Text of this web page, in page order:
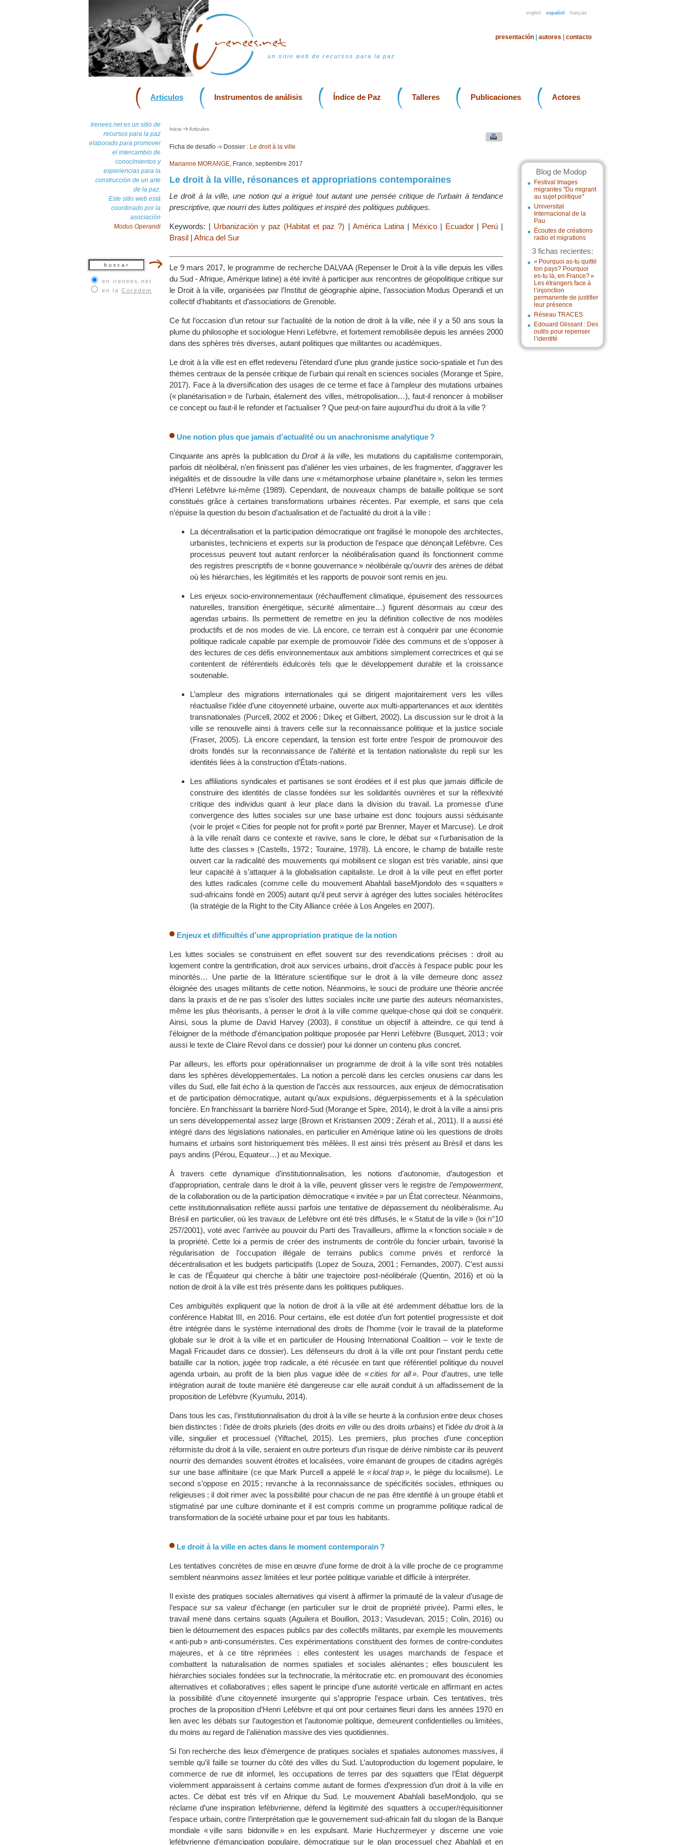
english español français
un sitio web de recursos para la paz
presentación autores contacto
Articulos Instrumentos de análisis Índice de Paz Talleres Publicaciones Actores
Irenees.net es un sitio de
recursos para la paz
elaborado para promover
el intercambio de
conocimientos y
experiencias para la
construcción de un arte
de la paz.
Este sitio web está
coordinado por la
asociación
Modus Operandi
en irenees.net
en la Coredem
Blog de Modop
Festival Images
migrantes "Du migrant
au sujet politique"
Universitat
Internacional de la
Pau
Écoutes de créations
radio et migrations
3 fichas recientes:
« Pourquoi as-tu quitté
ton pays? Pourquoi
es-tu là, en France? »
Les étrangers face à
l’injonction
permanente de justifier
leur présence
Réseau TRACES
Edouard Glissant : Des
outils pour repenser
l’identité
Inicio Articulos
Ficha de desafío Dossier : Le droit à la ville
Marianne MORANGE, France, septiembre 2017
Le droit à la ville, résonances et appropriations contemporaines
Le droit à la ville, une notion qui a irrigué tout autant une pensée critique de l’urbain à tendance
prescriptive, que nourri des luttes politiques et inspiré des politiques publiques.
Keywords: | Urbanización y paz (Habitat et paz ?) | América Latina| México| Ecuador| Perú |
Brasil | Africa del Sur
Le 9 mars 2017, le programme de recherche DALVAA (Repenser le Droit à la ville depuis les villes
du Sud - Afrique, Amérique latine) a été invité à participer aux rencontres de géopolitique critique sur
le Droit à la ville, organisées par l’Institut de géographie alpine, l’association Modus Operandi et un
collectif d’habitants et d’associations de Grenoble.
Ce fut l’occasion d’un retour sur l’actualité de la notion de droit à la ville, née il y a 50 ans sous la
plume du philosophe et sociologue Henri Lefèbvre, et fortement remobilisée depuis les années 2000
dans des sphères très diverses, autant politiques que militantes ou académiques.
Le droit à la ville est en effet redevenu l’étendard d’une plus grande justice socio-spatiale et l’un des
thèmes centraux de la pensée critique de l’urbain qui renaît en sciences sociales (Morange et Spire,
2017). Face à la diversification des usages de ce terme et face à l’ampleur des mutations urbaines
(« planétarisation » de l’urbain, étalement des villes, métropolisation…), faut-il renoncer à mobiliser
ce concept ou faut-il le refonder et l’actualiser ? Que peut-on faire aujourd’hui du droit à la ville ?
Une notion plus que jamais d’actualité ou un anachronisme analytique ?
Cinquante ans après la publication duDroit à la ville, les mutations du capitalisme contemporain,
parfois dit néolibéral, n’en finissent pas d’aliéner les vies urbaines, de les fragmenter, d’aggraver les
inégalités et de dissoudre la ville dans une « métamorphose urbaine planétaire », selon les termes
d’Henri Lefèbvre lui-même (1989). Cependant, de nouveaux champs de bataille politique se sont
constitués grâce à certaines transformations urbaines récentes. Par exemple, et sans que cela
n’épuise la question du besoin d’actualisation et de l’actualité du droit à la ville :
La décentralisation et la participation démocratique ont fragilisé le monopole des architectes,
urbanistes, techniciens et experts sur la production de l’espace que dénonçait Lefèbvre. Ces
processus peuvent tout autant renforcer la néolibéralisation quand ils fonctionnent comme
des registres prescriptifs de « bonne gouvernance » néolibérale qu’ouvrir des arènes de débat
où les hiérarchies, les légitimités et les rapports de pouvoir sont remis en jeu.
Les enjeux socio-environnementaux (réchauffement climatique, épuisement des ressources
naturelles, transition énergétique, sécurité alimentaire…) figurent désormais au cœur des
agendas urbains. Ils permettent de remettre en jeu la définition collective de nos modèles
productifs et de nos modes de vie. Là encore, ce terrain est à conquérir par une économie
politique radicale capable par exemple de promouvoir l’idée des communs et de s’opposer à
des lectures de ces défis environnementaux aux ambitions simplement correctrices et qui se
contentent de référentiels édulcorés tels que le développement durable et la croissance
soutenable.
L’ampleur des migrations internationales qui se dirigent majoritairement vers les villes
réactualise l’idée d’une citoyenneté urbaine, ouverte aux multi-appartenances et aux identités
transnationales (Purcell, 2002 et 2006 ; Dikeç et Gilbert, 2002). La discussion sur le droit à la
ville se renouvelle ainsi à travers celle sur la reconnaissance politique et la justice sociale
(Fraser, 2005). Là encore cependant, la tension est forte entre l’espoir de promouvoir des
droits fondés sur la reconnaissance de l’altérité et la tentation nationaliste du repli sur les
identités liées à la construction d’États-nations.
Les affiliations syndicales et partisanes se sont érodées et il est plus que jamais difficile de
construire des identités de classe fondées sur les solidarités ouvrières et sur la réflexivité
critique des individus quant à leur place dans la division du travail. La promesse d’une
convergence des luttes sociales sur une base urbaine est donc toujours aussi séduisante
(voir le projet « Cities for people not for profit » porté par Brenner, Mayer et Marcuse). Le droit
à la ville renaît dans ce contexte et ravive, sans le clore, le débat sur « l’urbanisation de la
lutte des classes » (Castells, 1972 ; Touraine, 1978). Là encore, le champ de bataille reste
ouvert car la radicalité des mouvements qui mobilisent ce slogan est très variable, ainsi que
leur capacité à s’attaquer à la globalisation capitaliste. Le droit à la ville peut en effet porter
des luttes radicales (comme celle du mouvement Abahlali baseMjondolo des « squatters »
sud-africains fondé en 2005) autant qu’il peut servir à agréger des luttes sociales hétéroclites
(la stratégie de la Right to the City Alliance créée à Los Angeles en 2007).
Enjeux et difficultés d’une appropriation pratique de la notion
Les luttes sociales se construisent en effet souvent sur des revendications précises : droit au
logement contre la gentrification, droit aux services urbains, droit d’accès à l’espace public pour les
minorités… Une partie de la littérature scientifique sur le droit à la ville demeure donc assez
éloignée des usages militants de cette notion. Néanmoins, le souci de produire une théorie ancrée
dans la praxis et de ne pas s’isoler des luttes sociales incite une partie des auteurs néomarxistes,
même les plus théorisants, à penser le droit à la ville comme quelque-chose qui doit se conquérir.
Ainsi, sous la plume de David Harvey (2003), il constitue un objectif à atteindre, ce qui tend à
l’éloigner de la méthode d’émancipation politique proposée par Henri Lefèbvre (Busquet, 2013 ; voir
aussi le texte de Claire Revol dans ce dossier) pour lui donner un contenu plus concret.
Par ailleurs, les efforts pour opérationnaliser un programme de droit à la ville sont très notables
dans les sphères développementales. La notion a percolé dans les cercles onusiens car dans les
villes du Sud, elle fait écho à la question de l’accès aux ressources, aux enjeux de démocratisation
et de participation démocratique, autant qu’aux expulsions, déguerpissements et à la spéculation
foncière. En franchissant la barrière Nord-Sud (Morange et Spire, 2014), le droit à la ville a ainsi pris
un sens développemental assez large (Brown et Kristiansen 2009 ; Zérah et al., 2011). Il a aussi été
intégré dans des législations nationales, en particulier en Amérique latine où les questions de droits
humains et urbains sont historiquement très mêlées. Il est ainsi très présent au Brésil et dans les
pays andins (Pérou, Equateur…) et au Mexique.
À travers cette dynamique d’institutionnalisation, les notions d’autonomie, d’autogestion et
d’appropriation, centrale dans le droit à la ville, peuvent glisser vers le registre de l’empowerment,
de la collaboration ou de la participation démocratique « invitée » par un État correcteur. Néanmoins,
cette institutionnalisation reflète aussi parfois une tentative de dépassement du néolibéralisme. Au
Brésil en particulier, où les travaux de Lefèbvre ont été très diffusés, le « Statut de la ville » (loi n°10
257/2001), voté avec l’arrivée au pouvoir du Parti des Travailleurs, affirme la « fonction sociale » de
la propriété. Cette loi a permis de créer des instruments de contrôle du foncier urbain, favorisé la
régularisation de l’occupation illégale de terrains publics comme privés et renforcé la
décentralisation et les budgets participatifs (Lopez de Souza, 2001 ; Fernandes, 2007). C’est aussi
le cas de l’Équateur qui cherche à bâtir une trajectoire post-néolibérale (Quentin, 2016) et où la
notion de droit à la ville est très présente dans les politiques publiques.
Ces ambiguïtés expliquent que la notion de droit à la ville ait été ardemment débattue lors de la
conférence Habitat III, en 2016. Pour certains, elle est dotée d’un fort potentiel progressiste et doit
être intégrée dans le système international des droits de l’homme (voir le travail de la plateforme
globale sur le droit à la ville et en particulier de Housing International Coalition – voir le texte de
Magali Fricaudet dans ce dossier). Les défenseurs du droit à la ville ont pour l’instant perdu cette
bataille car la notion, jugée trop radicale, a été récusée en tant que référentiel politique du nouvel
agenda urbain, au profit de la bien plus vague idée de« cities for all ». Pour d’autres, une telle
intégration aurait de toute manière été dangereuse car elle aurait conduit à un affadissement de la
proposition de Lefèbvre (Kyumulu, 2014).
Dans tous les cas, l’institutionnalisation du droit à la ville se heurte à la confusion entre deux choses
bien distinctes : l’idée de droits pluriels (des droitsen villeou des droits urbains) et l’idée dudroit àla
ville, singulier et processuel (Yiftachel, 2015). Les premiers, plus proches d’une conception
réformiste du droit à la ville, seraient en outre porteurs d’un risque de dérive nimbiste car ils peuvent
nourrir des demandes souvent étroites et localisées, voire émanant de groupes de citadins agrégés
sur une base affinitaire (ce que Mark Purcell a appelé le « local trap », le piège du localisme). Le
second s’oppose en 2015 ; revanche à la reconnaissance de spécificités sociales, ethniques ou
religieuses ; il doit rimer avec la possibilité pour chacun de ne pas être identifié à un groupe établi et
stigmatisé par une culture dominante et il est compris comme un programme politique radical de
transformation de la société urbaine pour et par tous les habitants.
Le droit à la ville en actes dans le moment contemporain ?
Les tentatives concrètes de mise en œuvre d’une forme de droit à la ville proche de ce programme
semblent néanmoins assez limitées et leur portée politique variable et difficile à interpréter.
Il existe des pratiques sociales alternatives qui visent à affirmer la primauté de la valeur d’usage de
l’espace sur sa valeur d’échange (en particulier sur le droit de propriété privée). Parmi elles, le
travail mené dans certains squats (Aguilera et Bouillon, 2013 ; Vasudevan, 2015 ; Colin, 2016) ou
bien le détournement des espaces publics par des collectifs militants, par exemple les mouvements
« anti-pub » anti-consuméristes. Ces expérimentations constituent des formes de contre-conduites
majeures, et à ce titre réprimées : elles contestent les usages marchands de l’espace et
combattent la naturalisation de normes spatiales et sociales aliénantes ; elles bousculent les
hiérarchies sociales fondées sur la technocratie, la méritocratie etc. en promouvant des économies
alternatives et collaboratives ; elles sapent le principe d’une autorité verticale en affirmant en actes
la possibilité d’une citoyenneté insurgente qui s’approprie l’espace urbain. Ces tentatives, très
proches de la proposition d’Henri Lefèbvre et qui ont pour certaines fleuri dans les années 1970 en
lien avec les débats sur l’autogestion et l’autonomie politique, demeurent confidentielles ou limitées,
du moins au regard de l’aliénation massive des vies quotidiennes.
Si l’on recherche des lieux d’émergence de pratiques sociales et spatiales autonomes massives, il
semble qu’il faille se tourner du côté des villes du Sud. L’autoproduction du logement populaire, le
commerce de rue dit informel, les occupations de terres par des squatters que l’État déguerpit
violemment apparaissent à certains comme autant de formes d’expression d’un droit à la ville en
actes. Ce débat est très vif en Afrique du Sud. Le mouvement Abahlali baseMondjolo, qui se
réclame d’une inspiration lefébvrienne, défend la légitimité des squatters à occuper/réquisitionner
l’espace urbain, contre l’interprétation que le gouvernement sud-africain fait du slogan de la Banque
mondiale « ville sans bidonville » en les expulsant. Marie Huchzermeyer y discerne une voie
lefébvrienne d’émancipation populaire, démocratique sur le plan processuel chez Abahlali et en